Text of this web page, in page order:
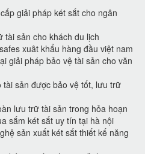
giải pháp két sắt cho ngân
tài sản cho khách du lịch
xuât khẩu hàng đầu việt nam
giải pháp bảo vệ tài sản cho văn
tài sản được bảo vệ tốt, lưu trữ
lưu trữ tài sản trong hỏa hoạn
sắm két sắt uy tín tại hà nội
sản xuất két sắt thiết kế năng